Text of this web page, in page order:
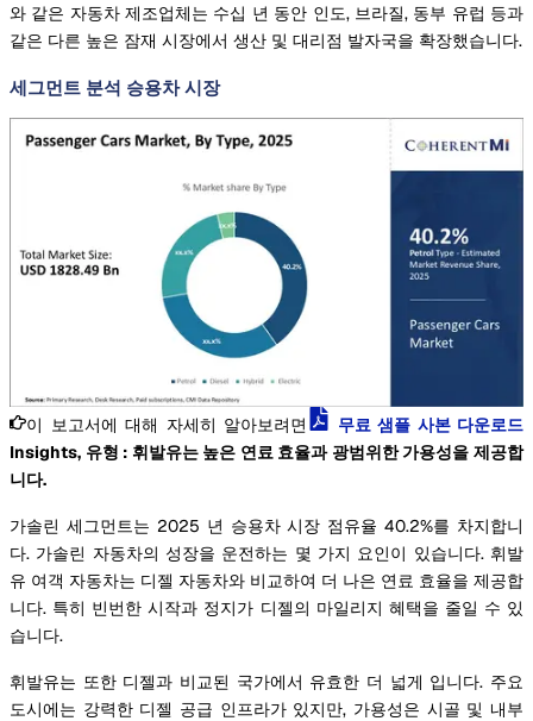
와 같은 자동차 제조업체는 수십 년 동안 인도, 브라질, 동부 유럽 등과
같은 다른 높은 잠재 시장에서 생산 및 대리점 발자국을 확장했습니다.
세그먼트 분석 승용차 시장
이 보고서에 대해 자세히 알아보려면
무료 샘플 사본 다운로드
Insights, 유형 : 휘발유는 높은 연료 효율과 광범위한 가용성을 제공합
니다.
가솔린 세그먼트는 2025 년 승용차 시장 점유율 40.2%를 차지합니
다. 가솔린 자동차의 성장을 운전하는 몇 가지 요인이 있습니다. 휘발
유 여객 자동차는 디젤 자동차와 비교하여 더 나은 연료 효율을 제공합
니다. 특히 빈번한 시작과 정지가 디젤의 마일리지 혜택을 줄일 수 있
습니다.
휘발유는 또한 디젤과 비교된 국가에서 유효한 더 넓게 입니다. 주요
도시에는 강력한 디젤 공급 인프라가 있지만, 가용성은 시골 및 내부